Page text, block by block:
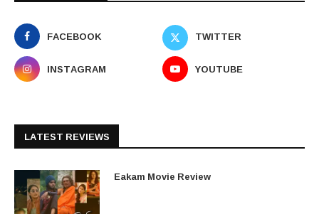
FACEBOOK
TWITTER
INSTAGRAM
YOUTUBE
LATEST REVIEWS
Eakam Movie Review